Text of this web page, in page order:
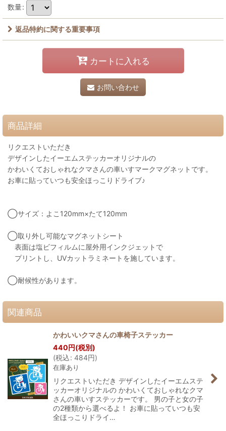
数量:
返品特約に関する重要事項
カートに入れる
お問い合わせ
商品詳細
リクエストいただき
デザインしたイーエムステッカーオリジナルの
かわいくておしゃれなクマさんの車いすマークマグネットです。
お車に貼っていつも安全ほっこりドライブ♪
◯サイズ：よこ120mm×たて120mm
◯取り外し可能なマグネットシート
表面は塩ビフィルムに屋外用インクジェットで
プリントし、UVカットラミネートを施しています。
◯耐候性があります。
関連商品
かわいいクマさんの車椅子ステッカー
440円(税別)
(税込: 484円)
在庫あり
リクエストいただき デザインしたイーエムステ
ッカーオリジナルの かわいくておしゃれなクマ
さんの車いすステッカーです。 男の子と女の子
の2種類から選べるよ！ お車に貼っていつも安
全ほっこりドライ…